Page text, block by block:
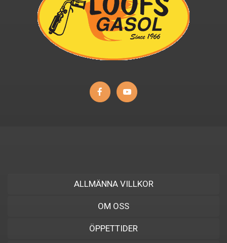
ALLMÄNNA VILLKOR
OM OSS
ÖPPETTIDER